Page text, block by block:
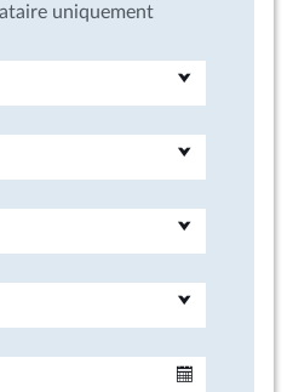
uniquement